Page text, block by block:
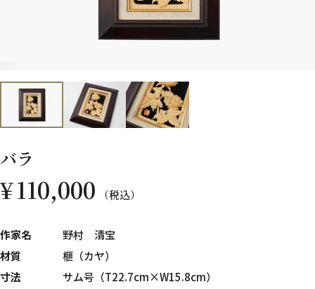
バラ
¥110,000 税込
作家名
野村 清宝
材質
榧（カヤ）
寸法
サム号（T22.7cm×W15.8cm）